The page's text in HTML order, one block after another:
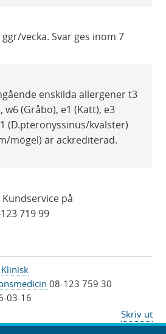
vecka. Svar ges inom 7
enskilda allergener t3
w6 (Gråbo), e1 (Katt), e3
(D.pteronyssinus/kvalster)
mögel) är ackrediterad.
på
719 99
Klinisk
08-123 759 30
03-16
Skriv ut